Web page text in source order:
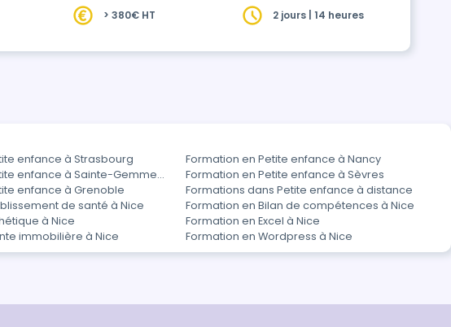
aux VEO (violences éducatives ordinaires) plaçant
> 380€ HT 2 jours | 14 heures
enfance à Strasbourg
Formation en Petite enfance à Nancy
enfance à Sainte-Gemme-
Formation en Petite enfance à Sèvres
enfance à Grenoble
Formations dans Petite enfance à distance
de santé à Nice
Formation en Bilan de compétences à Nice
à Nice
Formation en Excel à Nice
immobilière à Nice Formation en Wordpress à Nice